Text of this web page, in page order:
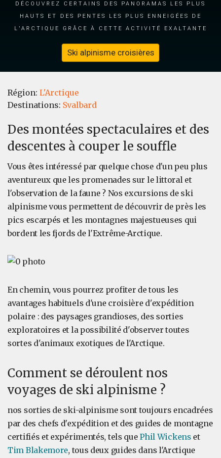
Découvrez certains des panoramas les plus
hauts et des pentes les plus enneigées de
l'Arctique grâce à cette activité exaltante
Ski alpinisme croisières
Région: L'Arctique
Destinations: Svalbard
Des montées spectaculaires et des
descentes à couper le souffle
Vous êtes intéressé par quelque chose d'un peu plus
aventureux que les promenades sur le littoral et
l'observation de la faune ? Nos excursions de ski
alpinisme vous permettent de découvrir de près les
pics escarpés et les montagnes majestueuses qui
bordent les fjords de l'Extrême-Arctique.
En chemin, vous pourrez profiter de tous les
avantages habituels d'une croisière d'expédition
polaire : des paysages grandioses, des sorties
exploratoires et la possibilité d'observer toutes
sortes d'animaux exotiques de l'Arctique.
Comment se déroulent nos
voyages de ski alpinisme ?
nos sorties de ski-alpinisme sont toujours encadrées
par des chefs d'expédition et des guides de montagne
certifiés et expérimentés, tels quePhil Wickens et
Tim Blakemore, tous deux guides dans l'Arctique